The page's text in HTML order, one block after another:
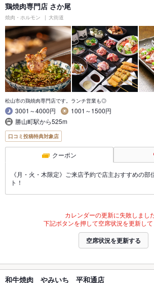
鶏焼肉専門店 さか尾
焼肉・ホルモン 大街道
松山市の鶏焼肉専門店です。ランチ営業も◎
3001～4000円
1001～1500円
勝山町駅から525m
口コミ投稿特典対象店
クーポン
《月・火・木限定》ご来店予約で店主おすすめの部
ト！
カレンダーの更新に失敗しました
下記ボタンを押して空席状況を更新して
空席状況を更新する
和牛焼肉 やみいち 平和通店